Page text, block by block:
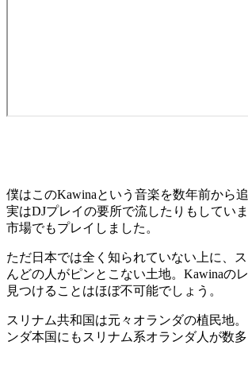
僕はこのKawinaという音楽を数年前から
実はDJプレイの要所で流したりもしてい
市場でもプレイしました。
ただ日本では全く知られていない上に、
んどの人がピンとこない土地。Kawinaの
見つけることはほぼ不可能でしょう。
スリナム共和国は元々オランダの植民地
ンダ本国にもスリナム系オランダ人が数多